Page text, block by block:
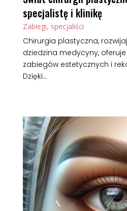
specjalistę i klinikę
Zabiegi, specjaliści
Chirurgia plastyczna,
dziedzina medycyny,
zabiegów estetycznych i
Dzięki...